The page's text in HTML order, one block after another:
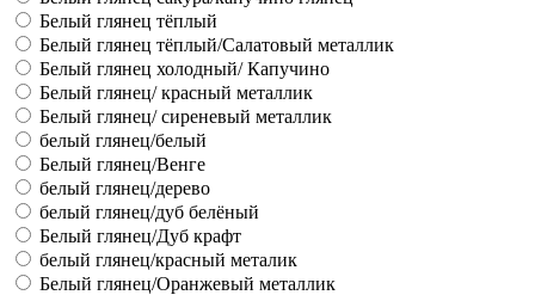
Белый глянец тёплый
Белый глянец тёплый/Салатовый металлик
Белый глянец холодный/ Капучино
Белый глянец/ красный металлик
Белый глянец/ сиреневый металлик
белый глянец/белый
Белый глянец/Венге
белый глянец/дерево
белый глянец/дуб белёный
Белый глянец/Дуб крафт
белый глянец/красный металик
Белый глянец/Оранжевый металлик